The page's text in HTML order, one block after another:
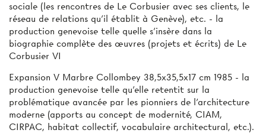
sociale (les rencontres de Le Corbusier avec ses clients, le
réseau de relations qu'il établit à Genève), etc. - la
production genevoise telle quelle s'insère dans la
biographie complète des œuvres (projets et écrits) de Le
Corbusier VI
Expansion V Marbre Collombey 38,5x35,5x17 cm 1985 - la
production genevoise telle qu'elle retentit sur la
problématique avancée par les pionniers de l'architecture
moderne (apports au concept de modernité, CIAM,
CIRPAC, habitat collectif, vocabulaire architectural, etc.).